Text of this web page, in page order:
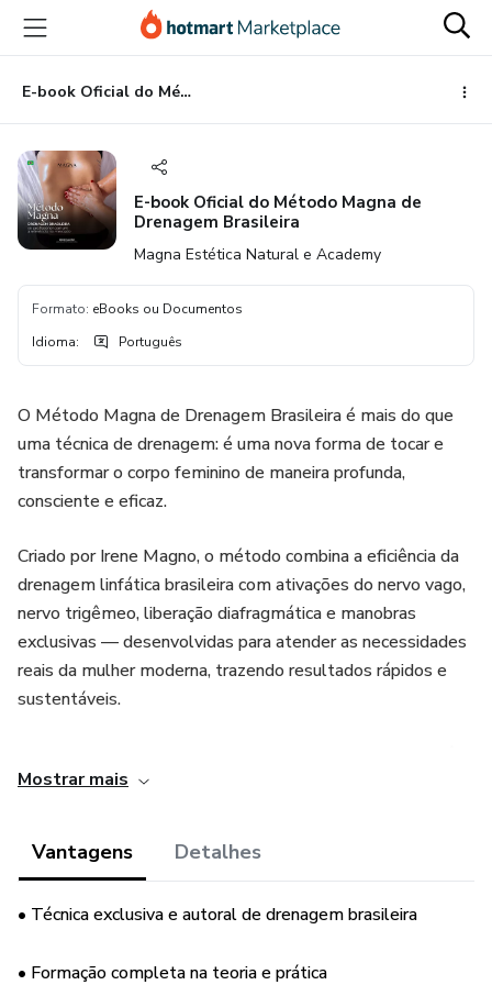
para
conteúdo
principal
para
pagamento
para
rodapé
E-book Oficial do Método Magna de Drenagem Brasileira
E-book Oficial do Método Magna de
Drenagem Brasileira
Magna Estética Natural e Academy
Formato: eBooks ou Documentos
Idioma: Português
O Método Magna de Drenagem Brasileira é mais do que
uma técnica de drenagem: é uma nova forma de tocar e
transformar o corpo feminino de maneira profunda,
consciente e eficaz.
Criado por Irene Magno, o método combina a eficiência da
drenagem linfática brasileira com ativações do nervo vago,
nervo trigêmeo, liberação diafragmática e manobras
exclusivas — desenvolvidas para atender as necessidades
reais da mulher moderna, trazendo resultados rápidos e
sustentáveis.
vai aprender:
desintoxicação, modelagem e rejuvenescimento corporal e
Mostrar mais
Vantagens Detalhes
• Técnica exclusiva e autoral de drenagem brasileira
• Formação completa na teoria e prática